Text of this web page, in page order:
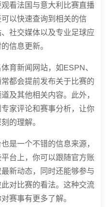
看法国与意大利比赛直播
以快速查询到相关的信
社交媒体以及专业足球应
信息更新。
育新闻网站，如ESPN、
都会提前发布关于比赛的
及其他相关内容。此外，
家评论和赛事分析，让你
的理解。
是一个不错的信息来源，
台上，你可以跟随官方账
新动态，同时还能够参与
对比赛的看法。这种交流
赛事有更多了解。